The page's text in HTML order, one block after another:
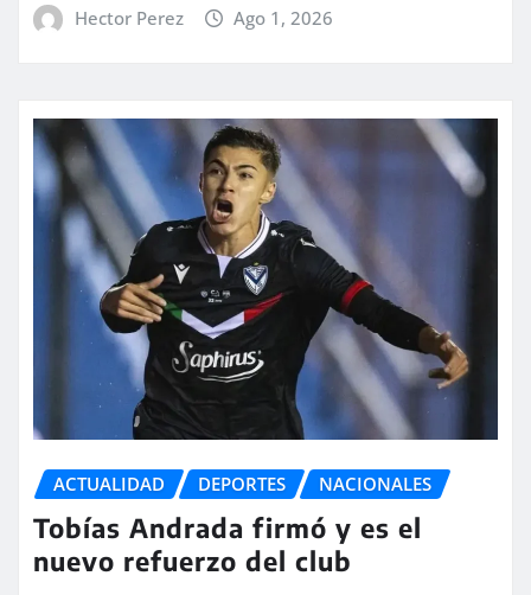
Hector Perez Ago 1, 2026
ACTUALIDAD DEPORTES NACIONALES
Tobías Andrada firmó y es el
nuevo refuerzo del club